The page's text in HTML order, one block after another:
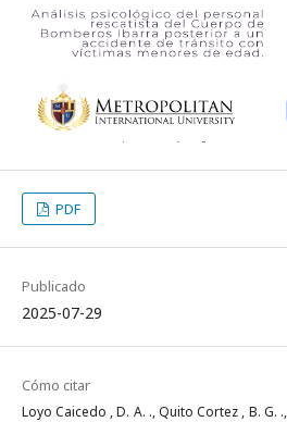
PDF
Publicado
2025-07-29
Cómo citar
Loyo Caicedo , D. A. ., Quito Cortez , B. G.